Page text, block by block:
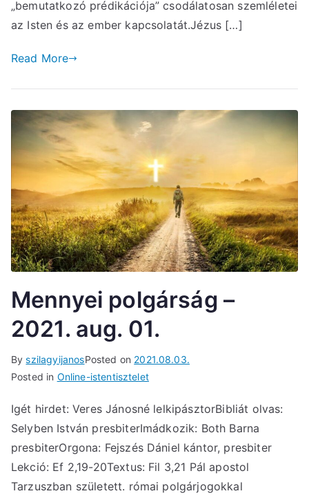
„bemutatkozó prédikációja” csodálatosan szemléletei
az Isten és az ember kapcsolatát.Jézus […]
Read More
Mennyei polgárság –
2021. aug. 01.
ByszilagyijanosPosted on 2021.08.03.
Posted in Online-istentisztelet
Igét hirdet: Veres Jánosné lelkipásztorBibliát olvas:
Selyben István presbiterImádkozik: Both Barna
presbiterOrgona: Fejszés Dániel kántor, presbiter
Lekció: Ef 2,19-20Textus: Fil 3,21 Pál apostol
Tarzuszban született. római polgárjogokkal